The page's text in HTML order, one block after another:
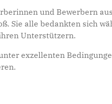
und Bewerbern
Sie alle bedankten sich
Unterstützern.
exzellenten